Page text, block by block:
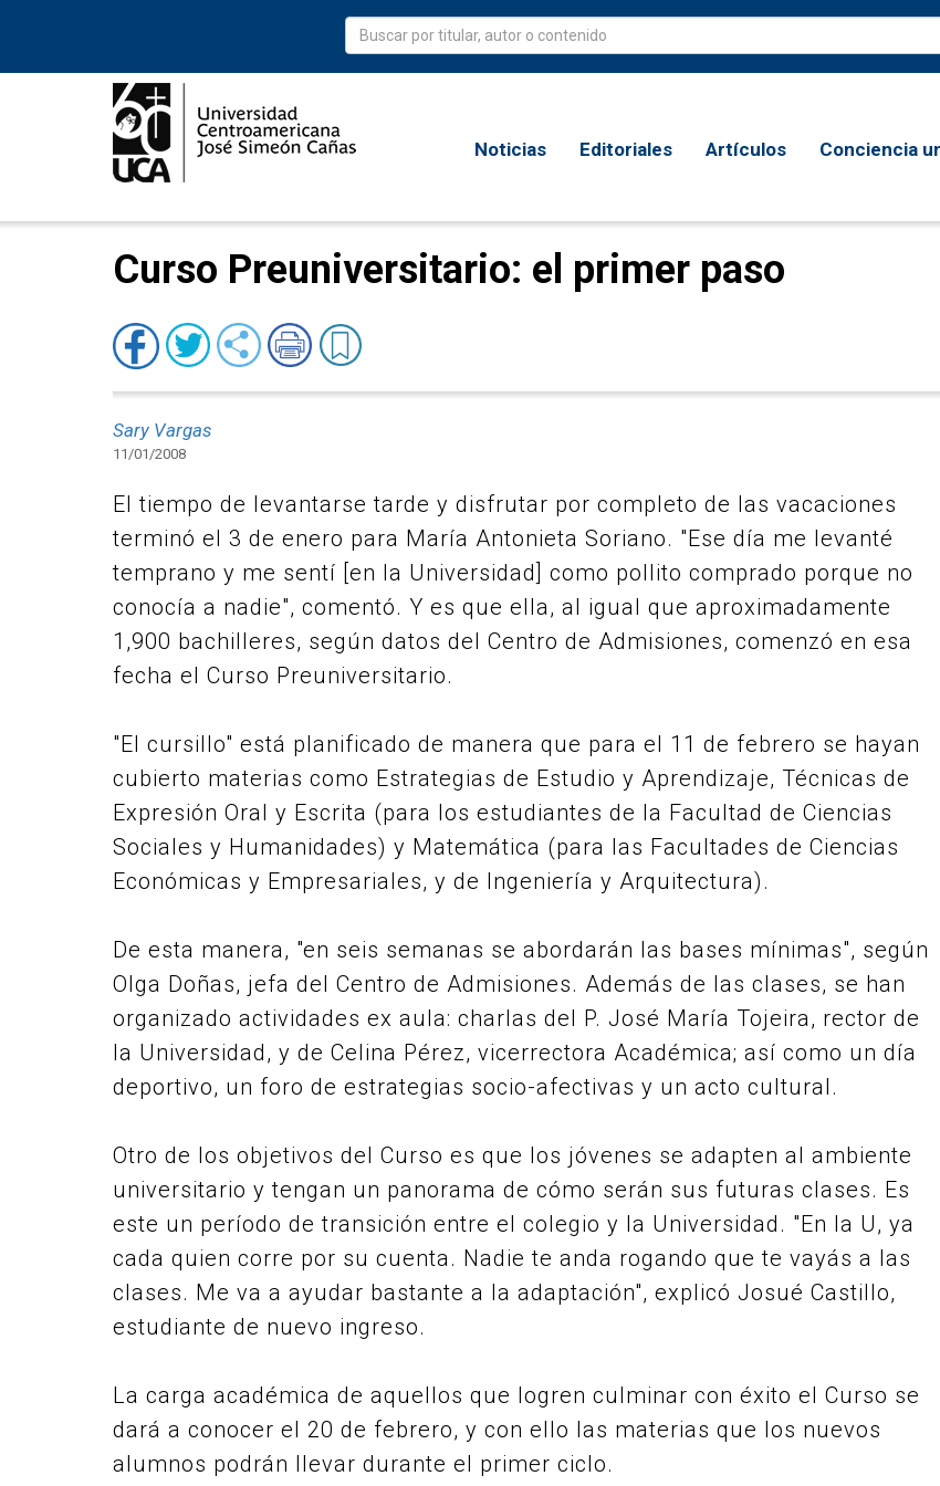
Noticias Editoriales Artículos Conciencia
Curso Preuniversitario: el primer paso
Sary Vargas
11/01/2008
El tiempo de levantarse tarde y disfrutar por completo de las vacaciones
terminó el 3 de enero para María Antonieta Soriano. "Ese día me levanté
temprano y me sentí [en la Universidad] como pollito comprado porque no
conocía a nadie", comentó. Y es que ella, al igual que aproximadamente
1,900 bachilleres, según datos del Centro de Admisiones, comenzó en esa
fecha el Curso Preuniversitario.
"El cursillo" está planificado de manera que para el 11 de febrero se hayan
cubierto materias como Estrategias de Estudio y Aprendizaje, Técnicas de
Expresión Oral y Escrita (para los estudiantes de la Facultad de Ciencias
Sociales y Humanidades) y Matemática (para las Facultades de Ciencias
Económicas y Empresariales, y de Ingeniería y Arquitectura).
De esta manera, "en seis semanas se abordarán las bases mínimas", según
Olga Doñas, jefa del Centro de Admisiones. Además de las clases, se han
organizado actividades ex aula: charlas del P. José María Tojeira, rector de
la Universidad, y de Celina Pérez, vicerrectora Académica; así como un día
deportivo, un foro de estrategias socio-afectivas y un acto cultural.
Otro de los objetivos del Curso es que los jóvenes se adapten al ambiente
universitario y tengan un panorama de cómo serán sus futuras clases. Es
este un período de transición entre el colegio y la Universidad. "En la U, ya
cada quien corre por su cuenta. Nadie te anda rogando que te vayás a las
clases. Me va a ayudar bastante a la adaptación", explicó Josué Castillo,
estudiante de nuevo ingreso.
La carga académica de aquellos que logren culminar con éxito el Curso se
dará a conocer el 20 de febrero, y con ello las materias que los nuevos
alumnos podrán llevar durante el primer ciclo.